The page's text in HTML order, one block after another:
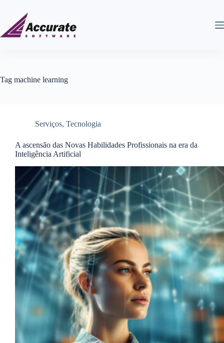
Tag machine learning
Serviços, Tecnologia
A ascensão das Novas Habilidades Profissionais na era da
Inteligência Artificial